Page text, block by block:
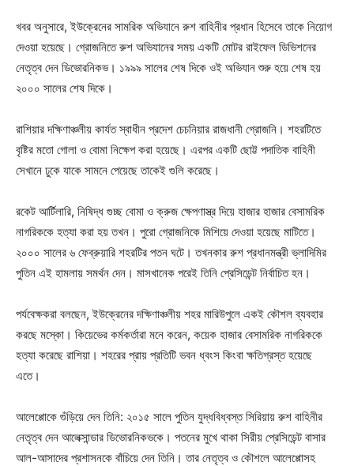
খবর অনুসারে, ইউক্রেনের সামরিক অভিযানে রুশ বাহিনীর প্রধান হিসেবে তাকে নিয়োগ
দেওয়া হয়েছে। গ্রোজনিতে রুশ অভিযানের সময় একটি মোটর রাইফেল ডিভিশনের
নেতৃত্ব দেন ডিভোরনিকভ। ১৯৯৯ সালের শেষ দিকে ওই অভিযান শুরু হয়ে শেষ হয়
২০০০ সালের শেষ দিকে।
রাশিয়ার দক্ষিণাঞ্চলীয় কার্যত স্বাধীন প্রদেশ চেচনিয়ার রাজধানী গ্রোজনি। শহরটিতে
বৃষ্টির মতো গোলা ও বোমা নিক্ষেপ করা হয়েছে। এরপর একটি ছোট্ট পদাতিক বাহিনী
সেখানে ঢুকে যাকে সামনে পেয়েছে তাকেই গুলি করেছে।
রকেট আর্টিলারি, নিষিদ্ধ গুচ্ছ বোমা ও ক্রুজ ক্ষেপণাস্ত্র দিয়ে হাজার হাজার বেসামরিক
নাগরিককে হত্যা করা হয় তখন। পুরো গ্রোজনিকে মিশিয়ে দেওয়া হয়েছে মাটিতে।
২০০০ সালের ৬ ফেব্রুয়ারি শহরটির পতন ঘটে। তখনকার রুশ প্রধানমন্ত্রী ভ্লাদিমির
পুতিন এই হামলায় সমর্থন দেন। মাসখানেক পরেই তিনি প্রেসিডেন্ট নির্বাচিত হন।
পর্যবেক্ষকরা বলছেন, ইউক্রেনের দক্ষিণাঞ্চলীয় শহর মারিউপুলে একই কৌশল ব্যবহার
করছে মস্কো। কিয়েভের কর্মকর্তারা মনে করেন, কয়েক হাজার বেসামরিক নাগরিককে
হত্যা করেছে রাশিয়া। শহরের প্রায় প্রতিটি ভবন ধ্বংস কিংবা ক্ষতিগ্রস্ত হয়েছে
এতে।
আলেপ্পোকে গুঁড়িয়ে দেন তিনি: ২০১৫ সালে পুতিন যুদ্ধবিধ্বস্ত সিরিয়ায় রুশ বাহিনীর
নেতৃত্ব দেন আলেক্সান্ডার ডিভোরনিকভকে। পতনের মুখে থাকা সিরীয় প্রেসিডেন্ট বাসার
আল-আসাদের প্রশাসনকে বাঁচিয়ে দেন তিনি। তার নেতৃত্ব ও কৌশলে আলেপ্পোসহ